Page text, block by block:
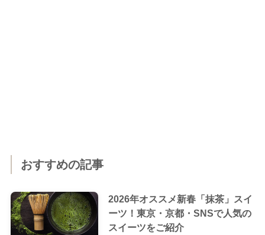
おすすめの記事
2026年オススメ新春「抹茶」スイ
ーツ！東京・京都・SNSで人気の
スイーツをご紹介